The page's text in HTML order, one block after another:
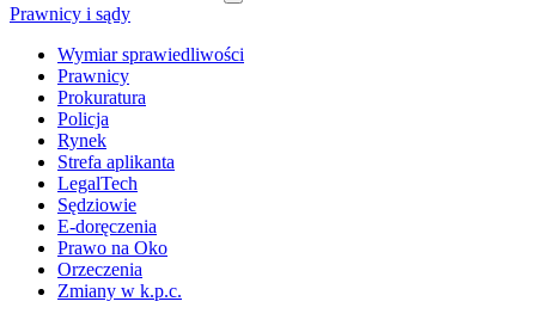
Prawnicy i sądy
Wymiar sprawiedliwości
Prawnicy
Prokuratura
Policja
Rynek
Strefa aplikanta
LegalTech
Sędziowie
E-doręczenia
Prawo na Oko
Orzeczenia
Zmiany w k.p.c.